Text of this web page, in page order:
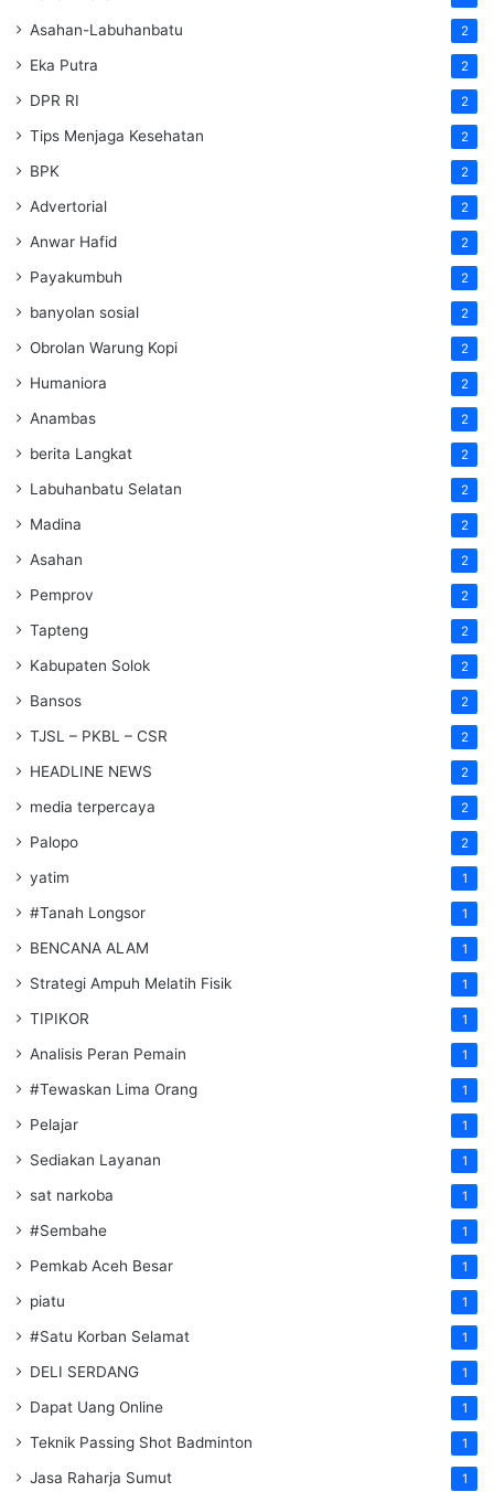
Asahan-Labuhanbatu 2
Eka Putra 2
DPR RI 2
Tips Menjaga Kesehatan 2
BPK 2
Advertorial 2
Anwar Hafid 2
Payakumbuh 2
banyolan sosial 2
Obrolan Warung Kopi 2
Humaniora 2
Anambas 2
berita Langkat 2
Labuhanbatu Selatan 2
Madina 2
Asahan 2
Pemprov 2
Tapteng 2
Kabupaten Solok 2
Bansos 2
TJSL – PKBL – CSR 2
HEADLINE NEWS 2
media terpercaya 2
Palopo 2
yatim 1
#Tanah Longsor 1
BENCANA ALAM 1
Strategi Ampuh Melatih Fisik 1
TIPIKOR 1
Analisis Peran Pemain 1
#Tewaskan Lima Orang 1
Pelajar 1
Sediakan Layanan 1
sat narkoba 1
#Sembahe 1
Pemkab Aceh Besar 1
piatu 1
#Satu Korban Selamat 1
DELI SERDANG 1
Dapat Uang Online 1
Teknik Passing Shot Badminton 1
Jasa Raharja Sumut 1